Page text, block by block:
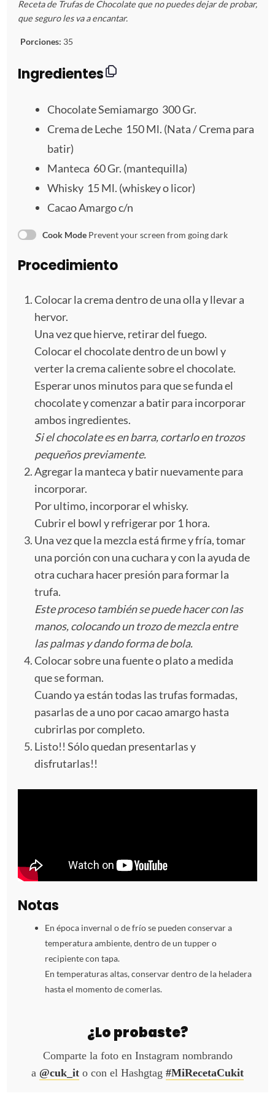
s
l
l
a
s
s
l
l
a
s
s
l
l
a
s
s
l
l
a
s
s
e
l
a
Receta de Trufas de Chocolate que no puedes dejar de probar,
que seguro les va a encantar.
Porciones: 35
Ingredientes
Chocolate Semiamargo 300 Gr.
Crema de Leche 150 Ml. (Nata / Crema para
batir)
Manteca 60 Gr. (mantequilla)
Whisky 15 Ml. (whiskey o licor)
Cacao Amargo c/n
Cook Mode Prevent your screen from going dark
Procedimiento
Colocar la crema dentro de una olla y llevar a
hervor.
Una vez que hierve, retirar del fuego.
Colocar el chocolate dentro de un bowl y
verter la crema caliente sobre el chocolate.
Esperar unos minutos para que se funda el
chocolate y comenzar a batir para incorporar
ambos ingredientes.
Si el chocolate es en barra, cortarlo en trozos
pequeños previamente.
Agregar la manteca y batir nuevamente para
incorporar.
Por ultimo, incorporar el whisky.
Cubrir el bowl y refrigerar por 1 hora.
Una vez que la mezcla está firme y fría, tomar
una porción con una cuchara y con la ayuda de
otra cuchara hacer presión para formar la
trufa.
Este proceso también se puede hacer con las
manos, colocando un trozo de mezcla entre
las palmas y dando forma de bola.
Colocar sobre una fuente o plato a medida
que se forman.
Cuando ya están todas las trufas formadas,
pasarlas de a uno por cacao amargo hasta
cubrirlas por completo.
Listo!! Sólo quedan presentarlas y
disfrutarlas!!
Notas
En época invernal o de frío se pueden conservar a
temperatura ambiente, dentro de un tupper o
recipiente con tapa.
En temperaturas altas, conservar dentro de la heladera
hasta el momento de comerlas.
¿Lo probaste?
Comparte la foto en Instagram nombrando
a @cuk_it o con el Hashgtag #MiRecetaCukit